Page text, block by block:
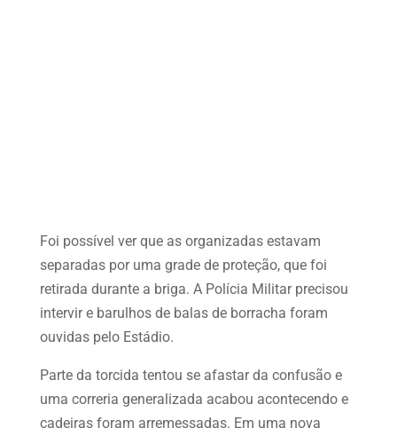
Foi possível ver que as organizadas estavam
separadas por uma grade de proteção, que foi
retirada durante a briga. A Polícia Militar precisou
intervir e barulhos de balas de borracha foram
ouvidas pelo Estádio.
Parte da torcida tentou se afastar da confusão e
uma correria generalizada acabou acontecendo e
cadeiras foram arremessadas. Em uma nova